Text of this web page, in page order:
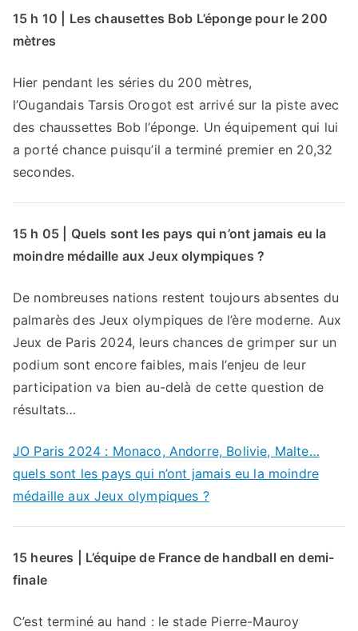
15 h 10 | Les chausettes Bob L’éponge pour le 200
mètres
Hier pendant les séries du 200 mètres,
l’Ougandais Tarsis Orogot est arrivé sur la piste avec
des chaussettes Bob l’éponge. Un équipement qui lui
a porté chance puisqu’il a terminé premier en 20,32
secondes.
15 h 05 | Quels sont les pays qui n’ont jamais eu la
moindre médaille aux Jeux olympiques ?
De nombreuses nations restent toujours absentes du
palmarès des Jeux olympiques de l’ère moderne. Aux
Jeux de Paris 2024, leurs chances de grimper sur un
podium sont encore faibles, mais l’enjeu de leur
participation va bien au-delà de cette question de
résultats…
JO Paris 2024 : Monaco, Andorre, Bolivie, Malte…
quels sont les pays qui n’ont jamais eu la moindre
médaille aux Jeux olympiques ?
15 heures | L’équipe de France de handball en demi-
finale
C’est terminé au hand : le stade Pierre-Mauroy